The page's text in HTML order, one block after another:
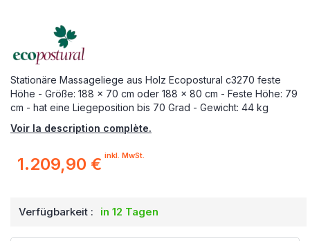
Stationäre Massageliege aus Holz Ecopostural c3270 feste
Höhe - Größe: 188 x 70 cm oder 188 x 80 cm - Feste Höhe: 79
cm - hat eine Liegeposition bis 70 Grad - Gewicht: 44 kg
Voir la description complète.
1.209,90 € inkl. MwSt.
Verfügbarkeit : in 12 Tagen